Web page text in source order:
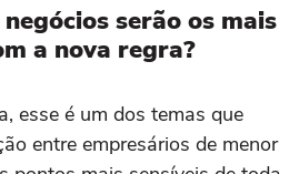
serão os mais
a nova regra?
esse é um dos temas que
entre empresários de menor